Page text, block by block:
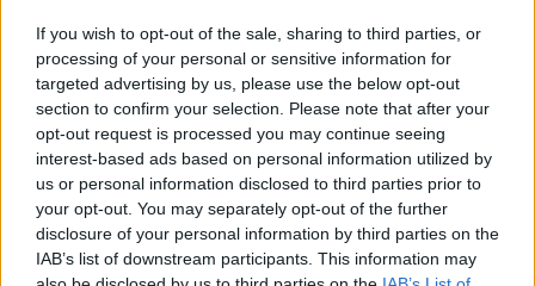
If you wish to opt-out of the sale, sharing to third parties, or
processing of your personal or sensitive information for
targeted advertising by us, please use the below opt-out
section to confirm your selection. Please note that after your
opt-out request is processed you may continue seeing
interest-based ads based on personal information utilized by
us or personal information disclosed to third parties prior to
your opt-out. You may separately opt-out of the further
disclosure of your personal information by third parties on the
IAB’s list of downstream participants. This information may
Απριλίου του 2024.